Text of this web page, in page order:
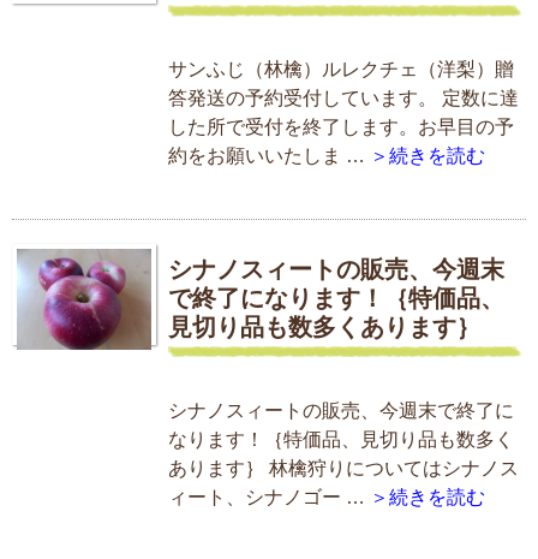
サンふじ（林檎）ルレクチェ（洋梨）贈
答発送の予約受付しています。 定数に達
した所で受付を終了します。お早目の予
約をお願いいたしま … ＞続きを読む
シナノスィートの販売、今週末
で終了になります！｛特価品、
見切り品も数多くあります｝
シナノスィートの販売、今週末で終了に
なります！｛特価品、見切り品も数多く
あります｝ 林檎狩りについてはシナノス
ィート、シナノゴー … ＞続きを読む